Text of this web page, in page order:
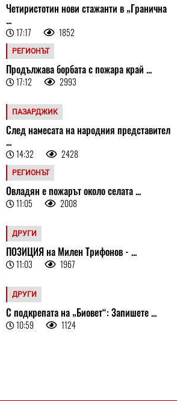
Четиристотин нови стажанти в „Гранична
...
17:17 1852
РЕГИОНЪТ
Продължава борбата с пожара край ...
17:12 2993
ПАЗАРДЖИК
След намесата на народния представител
...
14:32 2428
РЕГИОНЪТ
Овладян е пожарът около селата ...
11:05 2008
ДРУГИ
ПОЗИЦИЯ на Милен Трифонов - ...
11:03 1967
ДРУГИ
С подкрепата на „Биовет“: Запишете ...
10:59 1124